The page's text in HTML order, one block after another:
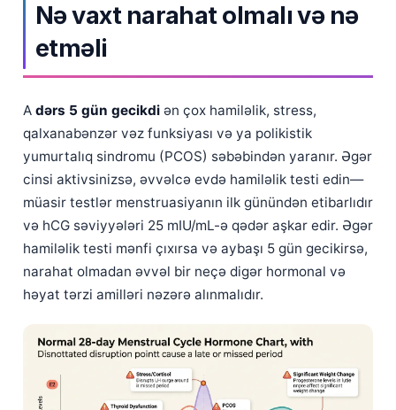
Nə vaxt narahat olmalı və nə
etməli
A dərs 5 gün gecikdi ən çox hamiləlik, stress,
qalxanabənzər vəz funksiyası və ya polikistik
yumurtalıq sindromu (PCOS) səbəbindən yaranır. Əgər
cinsi aktivsinizsə, əvvəlcə evdə hamiləlik testi edin—
müasir testlər menstruasiyanın ilk günündən etibarlıdır
və hCG səviyyələri 25 mIU/mL-ə qədər aşkar edir. Əgər
hamiləlik testi mənfi çıxırsa və aybaşı 5 gün gecikirsə,
narahat olmadan əvvəl bir neçə digər hormonal və
həyat tərzi amilləri nəzərə alınmalıdır.